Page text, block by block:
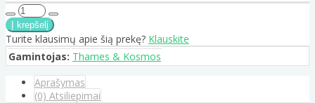
Turite klausimų apie šią prekę? Klauskite
Gamintojas: Thames & Kosmos
Aprašymas
(0) Atsiliepimai